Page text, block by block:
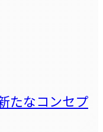
たなコンセプ